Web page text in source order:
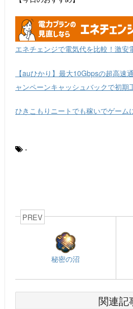
エネチェンジで電気代を比較！激安
【auひかり】最大10Gbpsの超高速
ャンペーンキャッシュバックで初期
ひきこもりニートでも稼いでゲーム
-
PREV
秘密の沼
関連記